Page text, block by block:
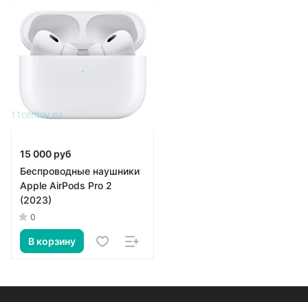
15 000 руб
Беспроводные наушники
Apple AirPods Pro 2
(2023)
0
В корзину